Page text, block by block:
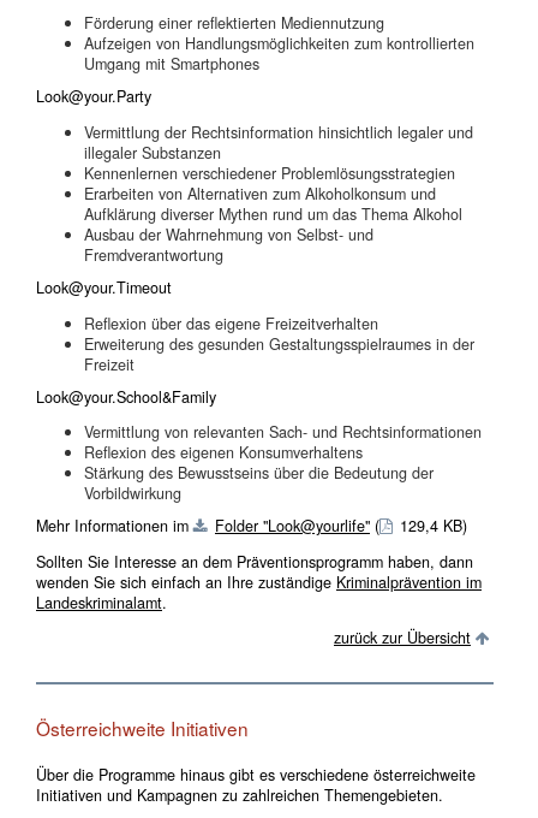
Förderung einer reflektierten Mediennutzung
Aufzeigen von Handlungsmöglichkeiten zum kontrollierten
Umgang mit Smartphones
Look@your.Party
Vermittlung der Rechtsinformation hinsichtlich legaler und
illegaler Substanzen
Kennenlernen verschiedener Problemlösungsstrategien
Erarbeiten von Alternativen zum Alkoholkonsum und
Aufklärung diverser Mythen rund um das Thema Alkohol
Ausbau der Wahrnehmung von Selbst- und
Fremdverantwortung
Look@your.Timeout
Reflexion über das eigene Freizeitverhalten
Erweiterung des gesunden Gestaltungsspielraumes in der
Freizeit
Look@your.School&Family
Vermittlung von relevanten Sach- und Rechtsinformationen
Reflexion des eigenen Konsumverhaltens
Stärkung des Bewusstseins über die Bedeutung der
Vorbildwirkung
Mehr Informationen im
Folder "Look@yourlife" (
129,4 KB)
Sollten Sie Interesse an dem Präventionsprogramm haben, dann
wenden Sie sich einfach an Ihre zuständige Kriminalprävention im
Landeskriminalamt.
zurück zur Übersicht
Österreichweite Initiativen
Über die Programme hinaus gibt es verschiedene österreichweite
Initiativen und Kampagnen zu zahlreichen Themengebieten.